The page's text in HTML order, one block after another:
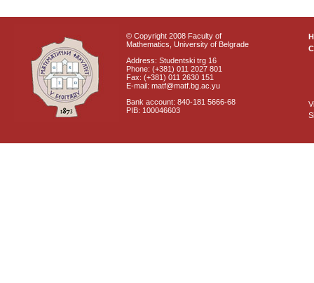
© Copyright 2008 Faculty of
Mathematics, University of Belgrade
Address: Studentski trg 16
Phone: (+381) 011 2027 801
Fax: (+381) 011 2630 151
E-mail: matf@matf.bg.ac.yu
Bank account: 840-181 5666-68
PIB: 100046603